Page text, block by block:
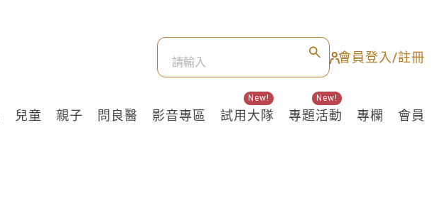
會員登入/註冊
兒童 親子 問良醫 影音專區 試用大隊
New!
專題活動
New!
專欄 會員